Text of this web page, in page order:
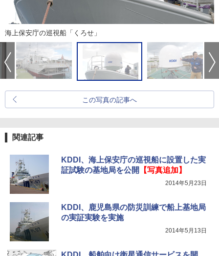
海上保安庁の巡視船「くろせ」
この写真の記事へ
関連記事
KDDI、海上保安庁の巡視船に設置した実
証試験の基地局を公開
【写真追加】
2014年5月23日
KDDI、鹿児島県の防災訓練で船上基地局
の実証実験を実施
2014年5月13日